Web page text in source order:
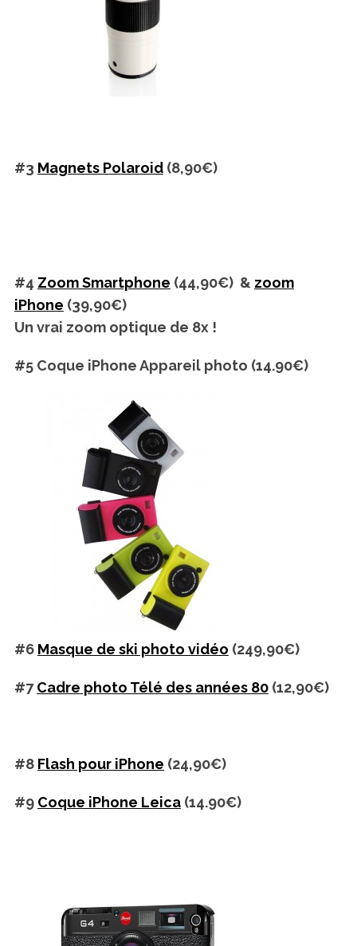
#3 Magnets Polaroid(8,90€)
#4 Zoom Smartphone (44,90€) & zoom
iPhone (39,90€)
Un vrai zoom optique de 8x !
#5 Coque iPhone Appareil photo (14.90€)
#6 Masque de ski photo vidéo (249,90€)
#7Cadre photo Télé des années 80(12,90€)
#8 Flash pour iPhone (24,90€)
#9 Coque iPhone Leica(14.90€)